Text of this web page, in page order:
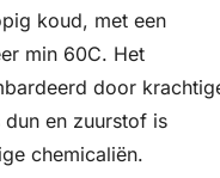
koud, met een
min 60C. Het
door
en zuurstof is
chemicaliën.